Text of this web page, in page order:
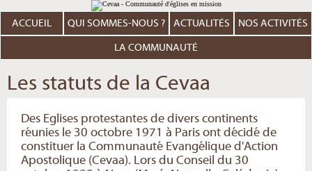
au
contenu.
Aller
personnels
ACCUEIL QUI SOMMES-NOUS ? ACTUALITÉS NOS ACTIVITÉS
LA COMMUNAUTÉ
Les statuts de la Cevaa
Des Eglises protestantes de divers continents
réunies le 30 octobre 1971 à Paris ont décidé de
constituer la Communauté Evangélique d'Action
Apostolique (Cevaa). Lors du Conseil du 30